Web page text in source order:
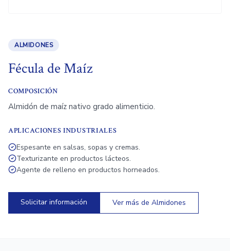
ALMIDONES
Fécula de Maíz
COMPOSICIÓN
Almidón de maíz nativo grado alimenticio.
APLICACIONES INDUSTRIALES
Espesante en salsas, sopas y cremas.
Texturizante en productos lácteos.
Agente de relleno en productos horneados.
Solicitar información Ver más de Almidones